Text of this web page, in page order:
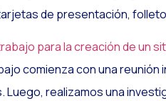
de presentación,
para la creación de un
comienza con una reunión
realizamos una